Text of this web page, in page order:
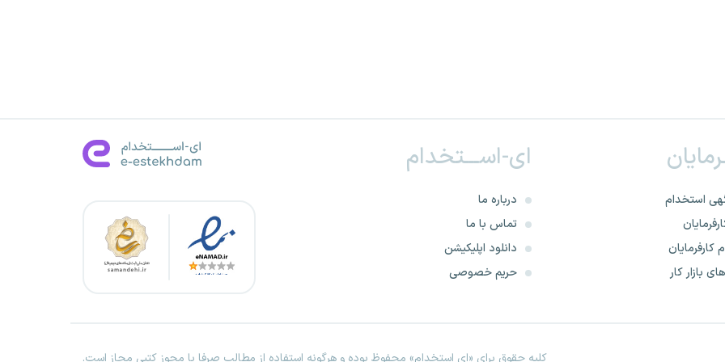
استخدام
کارفرمایان
بازار کار
ای-اســـتخدام
درباره ما
تماس با ما
دانلود اپلیکیشن
حریم خصوصی
کلیه حقوق برای «ای استخدام» محفوظ بوده و هرگونه استفاده از مطالب صرفا با مجوز کتبی مجاز است.